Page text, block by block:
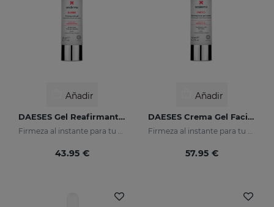
Añadir
DAESES Gel Reafirmante De Cuello
Firmeza al instante para tu piel
43.95 €
Añadir
DAESES Crema Gel Facial Reafirmante
Firmeza al instante para tu piel
57.95 €